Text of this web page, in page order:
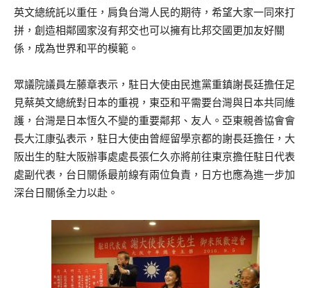
英文總統託以重任，肩負台灣人民的期待，希望大家一同來打
拼，創造相鄰國家沒有邦交也可以擁有比邦交國更加友好關
係，成為世界和平的模範。
眾議院議員左藤章表示，駐日大使由民進黨重鎮謝長廷擔任足
見蔡英文總統對日本的重視，東亞和平需要台灣與日本共同維
護，台灣是日本恆久不變的重要鄰邦、友人。亞東親善協會會
長大江康弘表示，駐日大使由曾經留學京都的謝長廷擔任，大
阪出生的駐大阪辦事處處長張仁久亦將前往東京擔任駐日代表
處副代表，台日關係最前線有兩位負責，日方也應為進一步加
深台日關係全力以赴。